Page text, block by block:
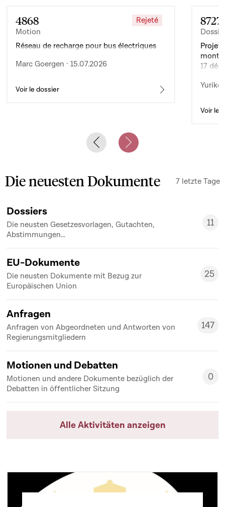
4868
Motion
Rejeté
Réseau de recharge pour bus électriques
Marc Goergen · 15.07.2026
Voir le dossier
8727
Projet
17
Yuriko
Voir le
Previous slideNext slide
Die neuesten Dokumente 7 letzte Tage
Dossiers
Die neusten Gesetzesvorlagen, Gutachten,
Abstimmungen...
11
11
EU-Dokumente
Die neusten Dokumente mit Bezug zur
Europäischen Union
25
25
Anfragen
Anfragen von Abgeordneten und Antworten von
Regierungsmitgliedern
147
147
Motionen und Debatten
Motionen und andere Dokumente bezüglich der
Debatten in öffentlicher Sitzung
0
0
Alle Aktivitäten anzeigen